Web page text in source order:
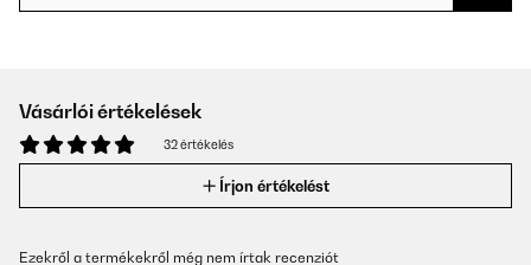
Vásárlói értékelések
32 értékelés
Írjon értékelést
Ezekről a termékekről még nem írtak recenziót